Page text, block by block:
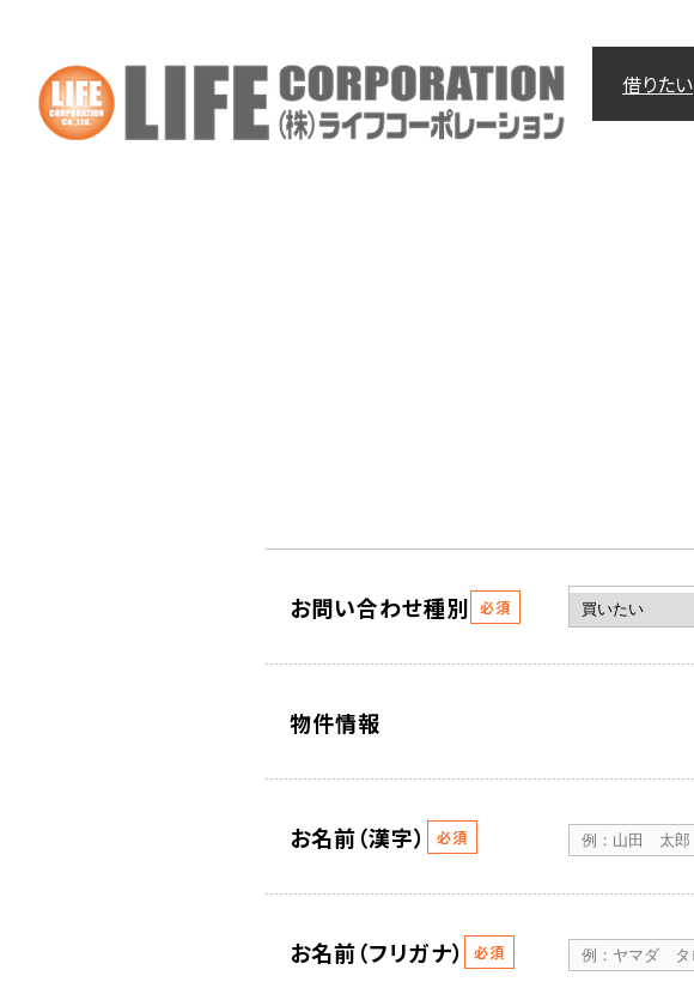
借りたい
お問い合わせ種別 必須
物件情報
お名前（漢字） 必須
お名前（フリガナ） 必須